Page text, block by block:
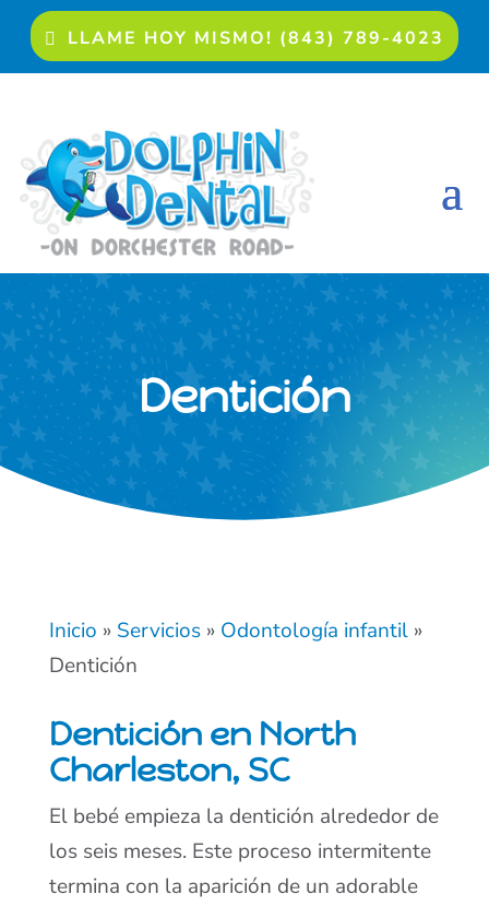
LLAME HOY MISMO! (843) 789-4023
Dentición
Inicio » Servicios » Odontología infantil »
Dentición
Dentición en North
Charleston, SC
El bebé empieza la dentición alrededor de
los seis meses. Este proceso intermitente
termina con la aparición de un adorable